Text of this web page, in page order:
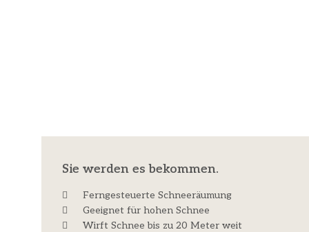
Sie werden es bekommen.
Ferngesteuerte Schneeräumung
Geeignet für hohen Schnee
Wirft Schnee bis zu 20 Meter weit